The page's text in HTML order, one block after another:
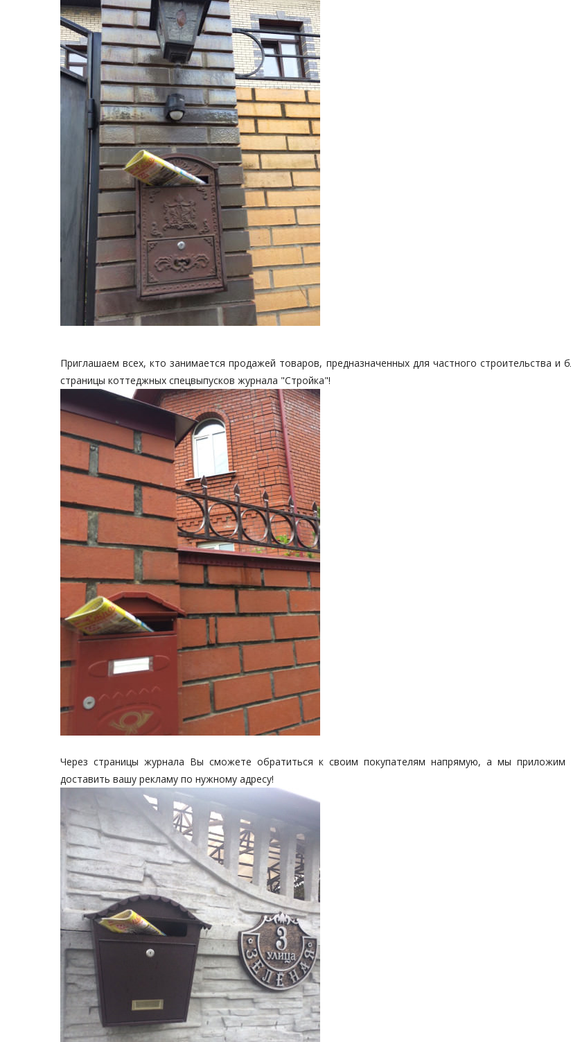
Приглашаем всех, кто занимается продажей товаров, предназначенных для частного строительства и
страницы коттеджных спецвыпусков журнала "Стройка"!
Через страницы журнала Вы сможете обратиться к своим покупателям напрямую, а мы приложим
доставить вашу рекламу по нужному адресу!